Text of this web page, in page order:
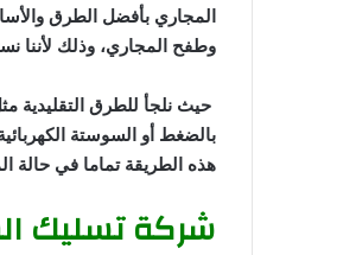
المجاري بأفضل الطرق
وطفح المجاري، وذلك لأننا
حيث نلجأ للطرق التقليدية
بالضغط أو السوستة
هذه الطريقة تماما في حالة
شركة تسليك